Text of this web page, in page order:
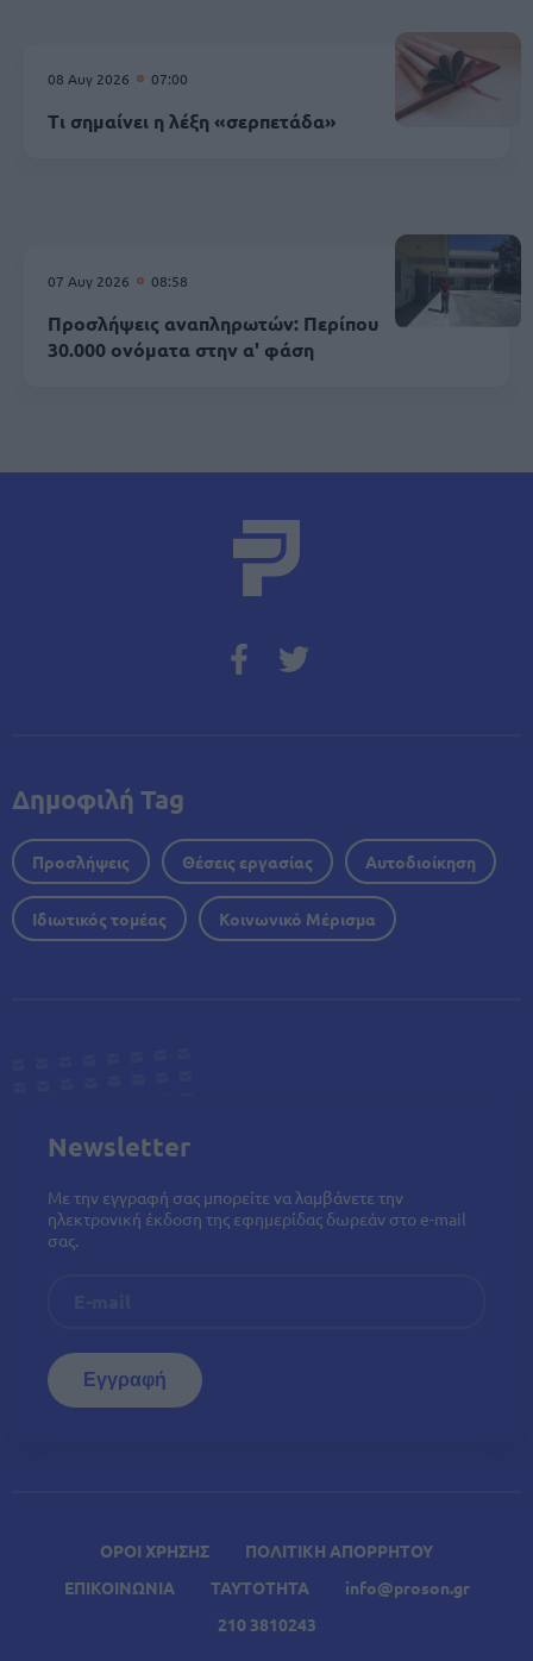
08 Αυγ 2026 07:00
Τι σημαίνει η λέξη «σερπετάδα»
07 Αυγ 2026 08:58
Προσλήψεις αναπληρωτών: Περίπου
30.000 ονόματα στην α' φάση
ΟΡΟΙ ΧΡΗΣΗΣ
ΠΟΛΙΤΙΚΗ ΑΠΟΡΡΗΤΟΥ
ΕΠΙΚΟΙΝΩΝΙΑ
ΤΑΥΤΟΤΗΤΑ
info@proson.gr
210 3810243
Δημοφιλή Tag
Προσλήψεις Θέσεις εργασίας Αυτοδιοίκηση
Ιδιωτικός τομέας Κοινωνικό Μέρισμα
Newsletter
Με την εγγραφή σας μπορείτε να λαμβάνετε την
ηλεκτρονική έκδοση της εφημερίδας δωρεάν στο e-mail
σας.